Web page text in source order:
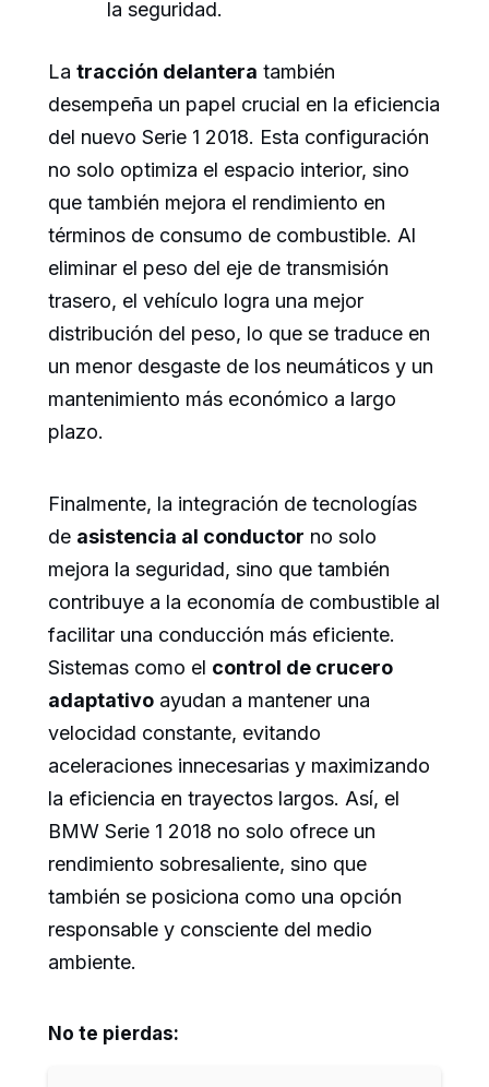
la seguridad.
La tracción delantera también
desempeña un papel crucial en la eficiencia
del nuevo Serie 1 2018. Esta configuración
no solo optimiza el espacio interior, sino
que también mejora el rendimiento en
términos de consumo de combustible. Al
eliminar el peso del eje de transmisión
trasero, el vehículo logra una mejor
distribución del peso, lo que se traduce en
un menor desgaste de los neumáticos y un
mantenimiento más económico a largo
plazo.
Finalmente, la integración de tecnologías
de asistencia al conductor no solo
mejora la seguridad, sino que también
contribuye a la economía de combustible al
facilitar una conducción más eficiente.
Sistemas como el control de crucero
adaptativo ayudan a mantener una
velocidad constante, evitando
aceleraciones innecesarias y maximizando
la eficiencia en trayectos largos. Así, el
BMW Serie 1 2018 no solo ofrece un
rendimiento sobresaliente, sino que
también se posiciona como una opción
responsable y consciente del medio
ambiente.
No te pierdas: